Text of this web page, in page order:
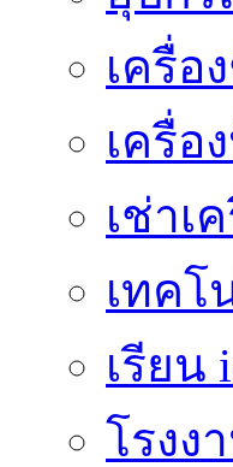
เครื่อ
เครื่อ
เช่าเ
เทคโ
เรียน
โรงง